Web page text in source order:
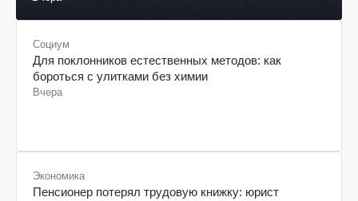
Экономика
Пенсионер потерял трудовую книжку: юрист
объяснил, как поступить
Технологии